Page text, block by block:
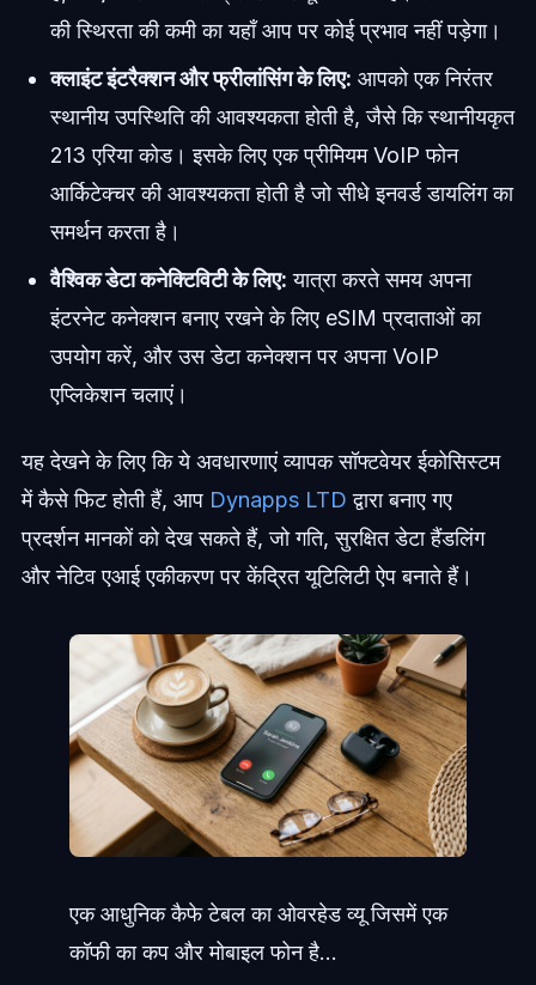
की स्थिरता की कमी का यहाँ आप पर कोई प्रभाव नहीं पड़ेगा।
क्लाइंट इंटरैक्शन और फ्रीलांसिंग के लिए: आपको एक निरंतर
स्थानीय उपस्थिति की आवश्यकता होती है, जैसे कि स्थानीयकृत
213 एरिया कोड। इसके लिए एक प्रीमियम VoIP फोन
आर्किटेक्चर की आवश्यकता होती है जो सीधे इनवर्ड डायलिंग का
समर्थन करता है।
वैश्विक डेटा कनेक्टिविटी के लिए: यात्रा करते समय अपना
इंटरनेट कनेक्शन बनाए रखने के लिए eSIM प्रदाताओं का
उपयोग करें, और उस डेटा कनेक्शन पर अपना VoIP
एप्लिकेशन चलाएं।
यह देखने के लिए कि ये अवधारणाएं व्यापक सॉफ्टवेयर ईकोसिस्टम
में कैसे फिट होती हैं, आप Dynapps LTD द्वारा बनाए गए
प्रदर्शन मानकों को देख सकते हैं, जो गति, सुरक्षित डेटा हैंडलिंग
और नेटिव एआई एकीकरण पर केंद्रित यूटिलिटी ऐप बनाते हैं।
एक आधुनिक कैफे टेबल का ओवरहेड व्यू जिसमें एक
कॉफी का कप और मोबाइल फोन है...